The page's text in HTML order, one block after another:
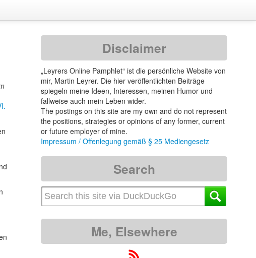
Disclaimer
„Leyrers Online Pamphlet“ ist die persönliche Website von
mir, Martin Leyrer. Die hier veröffentlichten Beiträge
spiegeln meine Ideen, Interessen, meinen Humor und
fallweise auch mein Leben wider.
The postings on this site are my own and do not represent
the positions, strategies or opinions of any former, current
or future employer of mine.
Impressum / Offenlegung gemäß § 25 Mediengesetz
Search
Me, Elsewhere